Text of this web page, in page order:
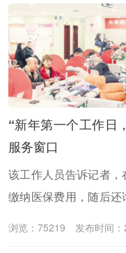
学华西医院对接重庆市
点专科相关事宜，落实
关于提升地区医疗服务
情况。
“新年第一个工作
服务窗口
该工作人员告诉记者
缴纳医保费用，随后还
浏览：75219 发布时间